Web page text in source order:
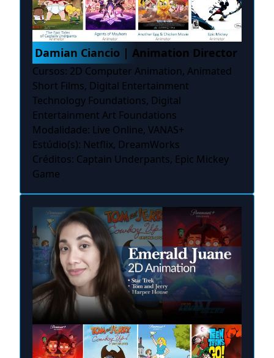
Damian Ciancio | Animation Director
Cursos: 2D Computer Animation, Animated
Short Films, Digital Entertainment
Technology Foundations, Digital
Entertainment Art Foundations
Modalidade: Live Online, VANAS+
Estúdio(s): Netflix, DreamWorks
Créditos: Captain Underpants, Epic Mickey
Game